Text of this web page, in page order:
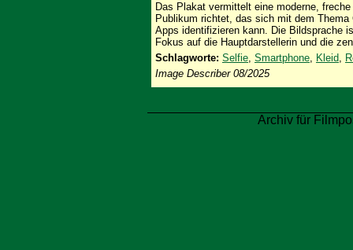
Das Plakat vermittelt eine moderne,
Publikum richtet, das sich mit dem
Apps identifizieren kann. Die Bildsprache
Fokus auf die Hauptdarstellerin und die
Schlagworte: Selfie, Smartphone, Kleid,
Image Describer 08/2025
Archiv für